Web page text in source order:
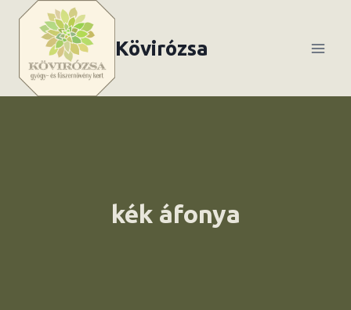
Skip
content
Kövirózsa
kék áfonya